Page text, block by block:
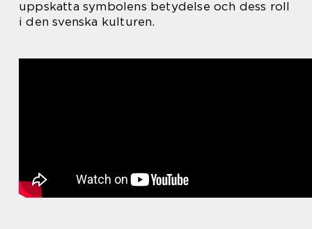
uppskatta symbolens betydelse och dess roll
i den svenska kulturen.